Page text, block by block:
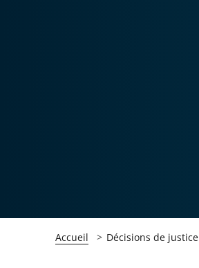
Accueil Décisions de justice